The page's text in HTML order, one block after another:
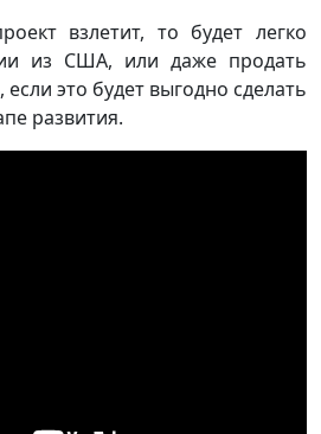
взлетит, то будет легко
из США, или даже продать
это будет выгодно сделать
развития.